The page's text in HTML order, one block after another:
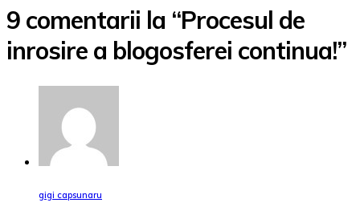
9 comentarii la “Procesul de
inrosire a blogosferei continua!”
gigi capsunaru